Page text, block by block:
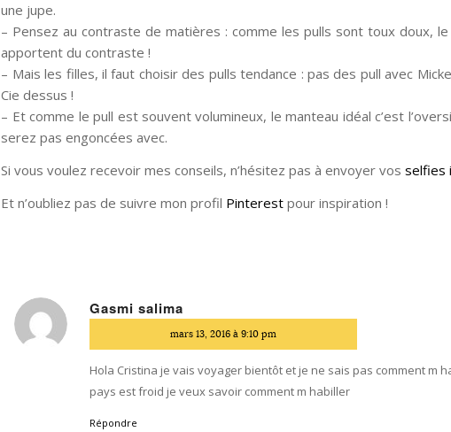
une jupe.
– Pensez au contraste de matières : comme les pulls sont toux doux, le
apportent du contraste !
– Mais les filles, il faut choisir des pulls tendance : pas des pull avec
Cie dessus !
– Et comme le pull est souvent volumineux, le manteau idéal c’est
serez pas engoncées avec.
Si vous voulez recevoir mes conseils, n’hésitez pas à envoyer vosselfies
Et n’oubliez pas de suivre mon profil Pinterest pour inspiration !
Gasmi salima
:
mars 13, 2016 à 9:10 pm
Hola Cristina je vais voyager bientôt et je ne sais pas comment m
pays est froid je veux savoir comment m habiller
Répondre